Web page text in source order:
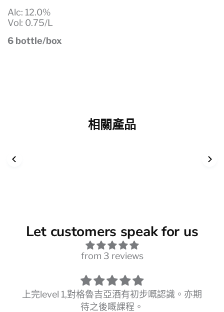
Alc: 12.0%
Vol: 0.75/L
6 bottle/box
相關產品
Let customers speak for us
from 3 reviews
上完level 1,對格魯吉亞酒有初步嘅認識。亦期
待之後嘅課程。